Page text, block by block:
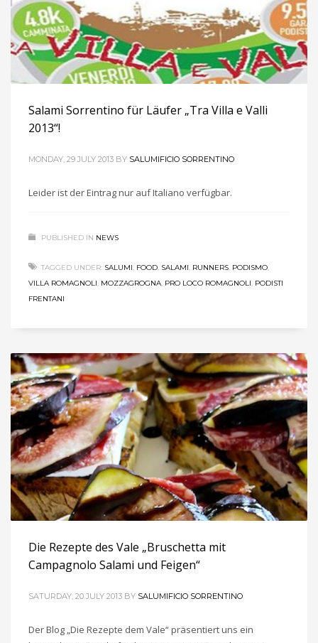
Salami Sorrentino für Läufer „Tra Villa e Valli
2013“!
MONDAY, 29 JULY 2013 BY SALUMIFICIO SORRENTINO
Leider ist der Eintrag nur auf Italiano verfügbar.
PUBLISHED IN NEWS
TAGGED UNDER: SALUMI, FOOD, SALAMI, RUNNERS, PODISMO,
VILLA ROMAGNOLI, MOZZAGROGNA, PRO LOCO ROMAGNOLI, PODISTI
FRENTANI
Die Rezepte des Vale „Bruschetta mit
Campagnolo Salami und Feigen“
SATURDAY, 20 JULY 2013 BY SALUMIFICIO SORRENTINO
Der Blog „Die Rezepte dem Vale“ präsentiert uns ein